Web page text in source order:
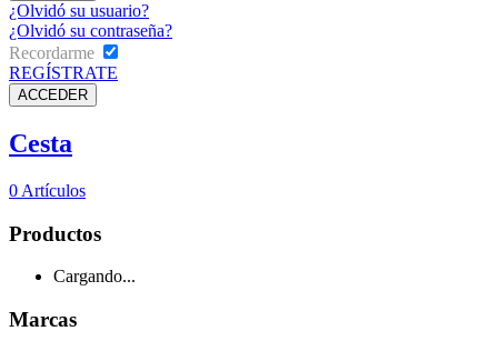
¿Olvidó su usuario?
¿Olvidó su contraseña?
Recordarme
REGÍSTRATE
Cesta
0 Artículos
Productos
Cargando...
Marcas